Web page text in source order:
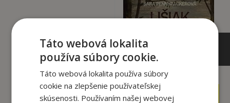
9 ,95€
Táto webová lokalita
používa súbory cookie.
Táto webová lokalita používa súbory
cookie na zlepšenie používateľskej
skúsenosti. Používaním našej webovej